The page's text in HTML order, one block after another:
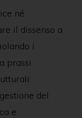
né
il dissenso a
i
prassi
del
e